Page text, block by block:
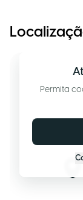
Permita